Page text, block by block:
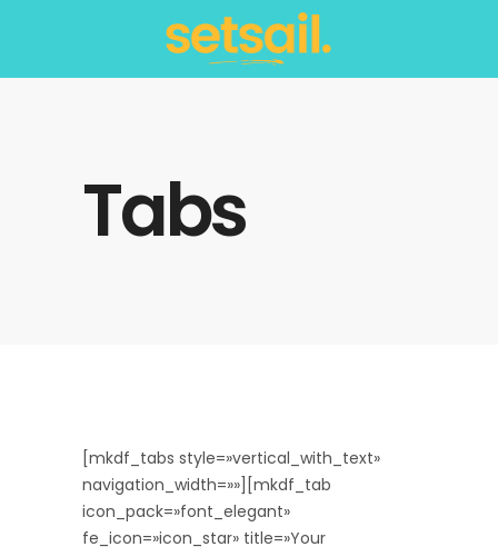
Tabs
[mkdf_tabs style=»vertical_with_text»
navigation_width=»»][mkdf_tab
icon_pack=»font_elegant»
fe_icon=»icon_star» title=»Your